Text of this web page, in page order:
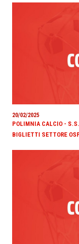
20/02/2025
POLIMNIA CALCIO -
BIGLIETTI SETTORE